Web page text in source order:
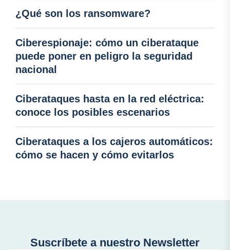
¿Qué son los ransomware?
Ciberespionaje: cómo un ciberataque
puede poner en peligro la seguridad
nacional
Ciberataques hasta en la red eléctrica:
conoce los posibles escenarios
Ciberataques a los cajeros automáticos:
cómo se hacen y cómo evitarlos
Suscríbete a nuestro Newsletter